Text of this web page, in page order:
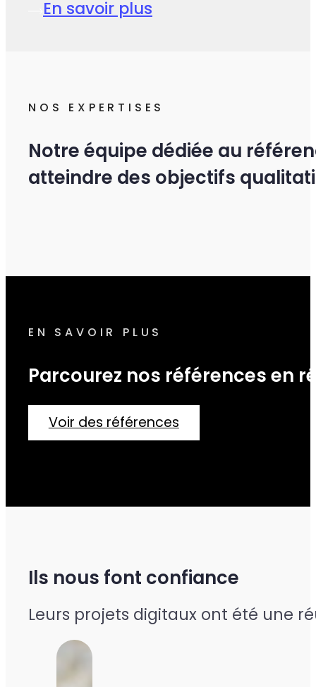
En savoir plus
NOS EXPERTISES
Notre équipe dédiée au
atteindre des objectifs
EN SAVOIR PLUS
Parcourez nos références en
Voir des références
Ils nous font confiance
Leurs projets digitaux ont été une